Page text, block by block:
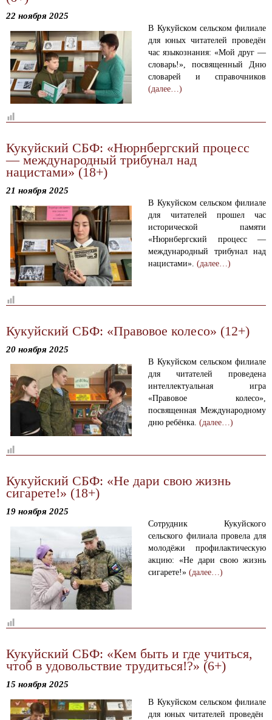
22 ноября 2025
В Кукуйском сельском филиале
для юных читателей проведён
час языкознания: «Мой друг —
словарь!», посвященный Дню
словарей и справочников
(далее…)
Кукуйский СБФ: «Нюрнбергский процесс
— международный трибунал над
нацистами» (18+)
21 ноября 2025
В Кукуйском сельском филиале
для читателей прошел час
исторической памяти
«Нюрнбергский процесс —
международный трибунал над
нацистами».(далее…)
Кукуйский СБФ: «Правовое колесо» (12+)
20 ноября 2025
В Кукуйском сельском филиале
для читателей проведена
интеллектуальная игра
«Правовое колесо»,
посвященная Международному
дню ребёнка.(далее…)
Кукуйский СБФ: «Не дари свою жизнь
сигарете!» (18+)
19 ноября 2025
Сотрудник Кукуйского
сельского филиала провела для
молодёжи профилактическую
акцию: «Не дари свою жизнь
сигарете!»(далее…)
Кукуйский СБФ: «Кем быть и где учиться,
чтоб в удовольствие трудиться!?» (6+)
15 ноября 2025
В Кукуйском сельском филиале
для юных читателей проведён